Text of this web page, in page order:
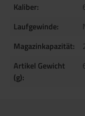
Kaliber:
Laufgewinde:
Magazinkapazität:
Artikel Gewicht
(g):